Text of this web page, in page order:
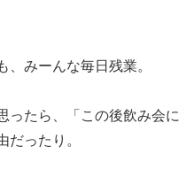
みーんな毎日残業。
ったら、「この後飲み会に
ったり。